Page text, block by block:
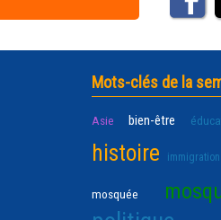
Mots-clés de la
Asie bien-être
histoire immigration
mosquée